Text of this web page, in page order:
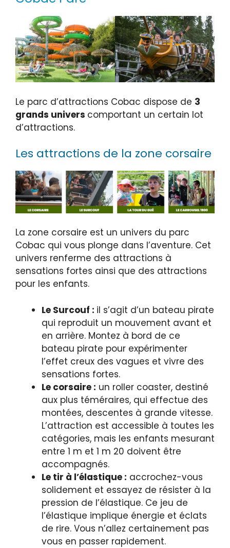
Le parc d’attractions Cobac dispose de 3
grands univers comportant un certain lot
d’attractions.
Les attractions de la zone corsaire
La zone corsaire est un univers du parc
Cobac qui vous plonge dans l’aventure. Cet
univers renferme des attractions à
sensations fortes ainsi que des attractions
pour les enfants.
Le Surcouf : il s’agit d’un bateau pirate
qui reproduit un mouvement avant et
en arrière. Montez à bord de ce
bateau pirate pour expérimenter
l’effet creux des vagues et vivre des
sensations fortes.
Le corsaire : un roller coaster, destiné
aux plus téméraires, qui effectue des
montées, descentes à grande vitesse.
L’attraction est accessible à toutes les
catégories, mais les enfants mesurant
entre 1 m et 1 m 20 doivent être
accompagnés.
Le tir à l’élastique : accrochez-vous
solidement et essayez de résister à la
pression de l’élastique. Ce jeu de
l’élastique implique énergie et éclats
de rire. Vous n’allez certainement pas
vous en passer rapidement.